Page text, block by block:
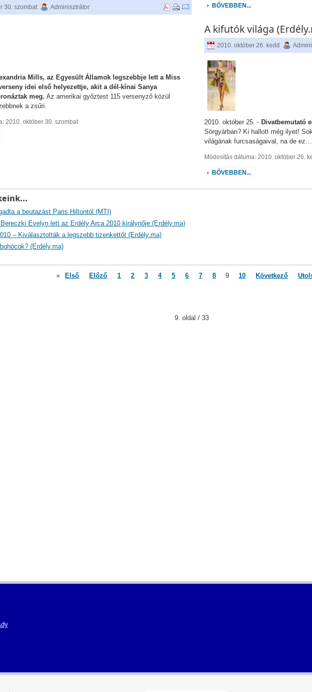
30. szombat Adminisztrátor
Mills, az Egyesült Államok legszebbje lett a Miss
idei első helyezettje, akit a dél-kínai Sanya
meg. Az amerikai győztest 115 versenyző közül
a zsűri.
2010. október 30. szombat
BŐVEBBEN...
A kifutók világa
2010. október 26. kedd
2010. október 25. - Divatbemutató
Sörgyárban? Ki hallott még ilyet!
világának furcsaságaival, na de
Módosítás dátuma: 2010. október 26.
BŐVEBBEN...
a beutazást Paris Hiltontól (MTI)
Evelyn lett az Erdély Arca 2010 királynője (Erdély.ma)
– Kiválasztották a legszebb tizenkettőt (Erdély.ma)
(Erdély.ma)
« Első Előző 1 2 3 4 5 6 7 8 9 10 Következő
9. oldal / 33